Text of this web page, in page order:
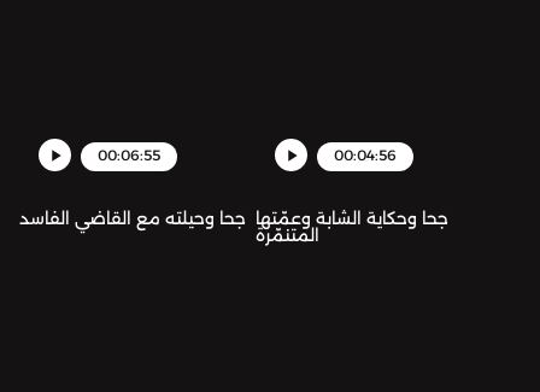
00:06:55
جحا وحيلته مع القاضي الفاسد
00:04:56
جحا وحكاية الشابة وعمّتها
المتنمّرة